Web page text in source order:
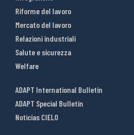
Riforme del lavoro
Mercato del lavoro
Relazioni industriali
Salute e sicurezza
Welfare
ADAPT International Bulletin
ADAPT Special Bulletin
Noticias CIELO